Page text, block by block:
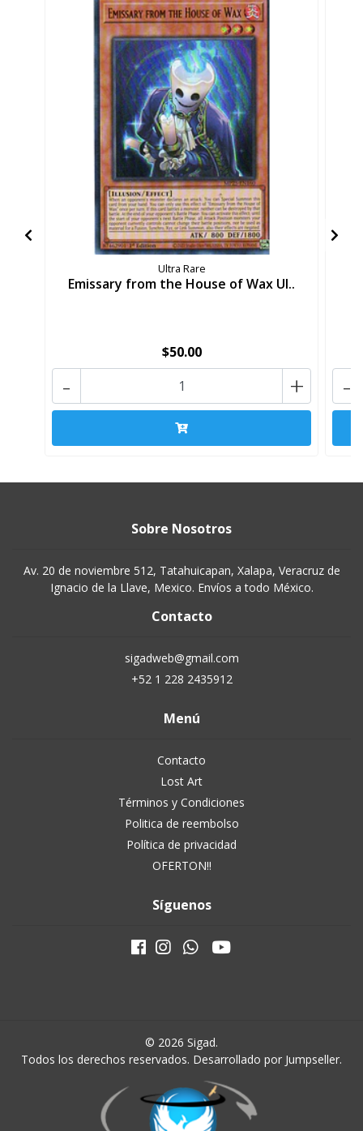
Ultra Rare
Emissary from the House of Wax Ul..
$50.00
+
- -
Sobre Nosotros
Av. 20 de noviembre 512, Tatahuicapan, Xalapa, Veracruz de
Ignacio de la Llave, Mexico. Envíos a todo México.
Contacto
sigadweb@gmail.com
+52 1 228 2435912
Menú
Contacto
Lost Art
Términos y Condiciones
Politica de reembolso
Política de privacidad
OFERTON!!
Síguenos
© 2026 Sigad.
Todos los derechos reservados. Desarrollado por Jumpseller.